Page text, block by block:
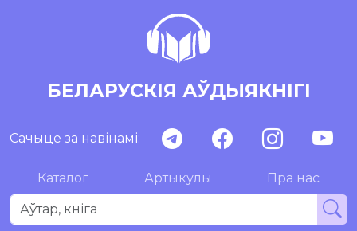
БЕЛАРУСКІЯ АЎДЫЯКНІГІ
Сачыце за навінамі:
Каталог Артыкулы Пра нас